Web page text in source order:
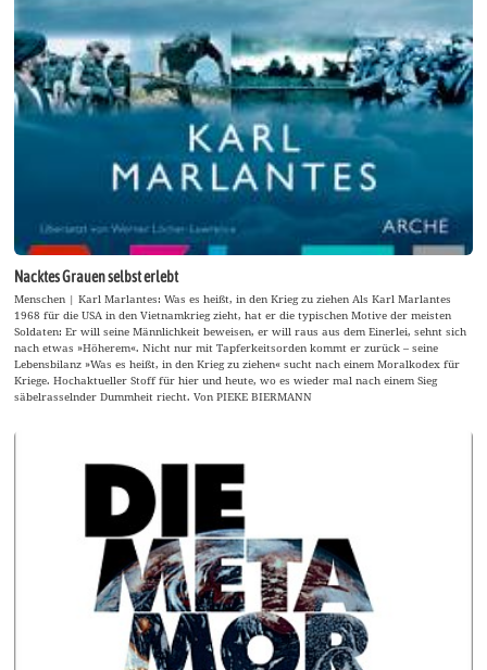
Nacktes Grauen selbst erlebt
Menschen | Karl Marlantes: Was es heißt, in den Krieg zu ziehen Als Karl Marlantes
1968 für die USA in den Vietnamkrieg zieht, hat er die typischen Motive der meisten
Soldaten: Er will seine Männlichkeit beweisen, er will raus aus dem Einerlei, sehnt sich
nach etwas »Höherem«. Nicht nur mit Tapferkeitsorden kommt er zurück – seine
Lebensbilanz »Was es heißt, in den Krieg zu ziehen« sucht nach einem Moralkodex für
Kriege. Hochaktueller Stoff für hier und heute, wo es wieder mal nach einem Sieg
säbelrasselnder Dummheit riecht. Von PIEKE BIERMANN